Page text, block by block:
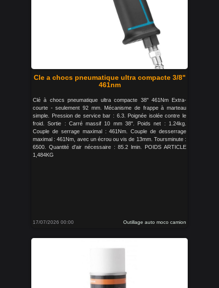
Cle a chocs pneumatique ultra compacte 3/8"
461nm
Clé à chocs pneumatique ultra compacte 38" 461Nm Extra-
courte - seulement 92 mm. Mécanisme de frappe à marteau
simple. Pression de service bar : 6.3. Poignée isolée contre le
froid. Sortie : Carré massif 10 mm 38". Poids net : 1.24kg.
Couple de serrage maximal : 461Nm. Couple de desserrage
maximal : 461Nm, avec un écrou ou vis de 13mm. Toursminute :
6500. Quantité d'air nécessaire : 85.2 lmin. POIDS ARTICLE
1,484KG
17/07/2026 00:00 Outillage auto moco camion